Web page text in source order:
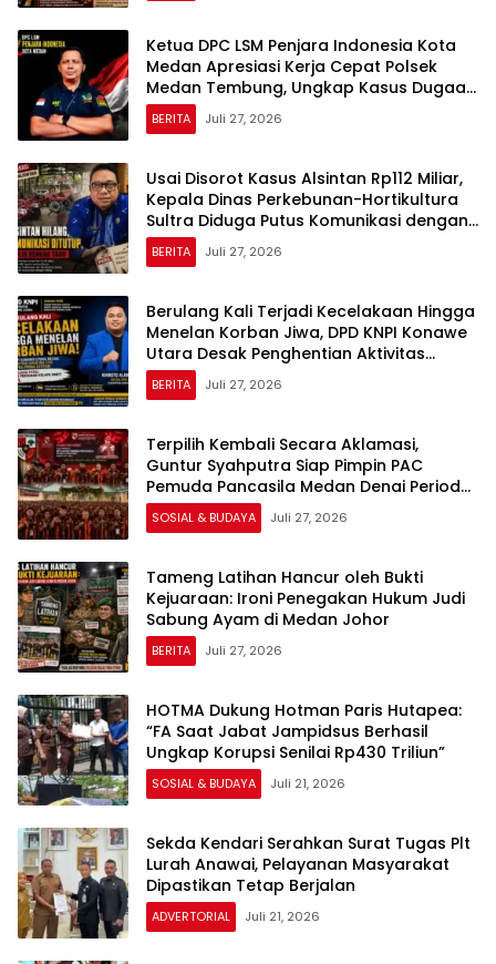
Ketua DPC LSM Penjara Indonesia Kota
Medan Apresiasi Kerja Cepat Polsek
Medan Tembung, Ungkap Kasus Dugaan
Pemerasan
BERITA Juli 27, 2026
Usai Disorot Kasus Alsintan Rp112 Miliar,
Kepala Dinas Perkebunan-Hortikultura
Sultra Diduga Putus Komunikasi dengan
Media
BERITA Juli 27, 2026
Berulang Kali Terjadi Kecelakaan Hingga
Menelan Korban Jiwa, DPD KNPI Konawe
Utara Desak Penghentian Aktivitas
Hauling dan Evaluasi Total Perizinan PT
Sultra Prima Lestari
BERITA Juli 27, 2026
Terpilih Kembali Secara Aklamasi,
Guntur Syahputra Siap Pimpin PAC
Pemuda Pancasila Medan Denai Periode
2026–2029
SOSIAL & BUDAYA Juli 27, 2026
Tameng Latihan Hancur oleh Bukti
Kejuaraan: Ironi Penegakan Hukum Judi
Sabung Ayam di Medan Johor
BERITA Juli 27, 2026
HOTMA Dukung Hotman Paris Hutapea:
“FA Saat Jabat Jampidsus Berhasil
Ungkap Korupsi Senilai Rp430 Triliun”
SOSIAL & BUDAYA Juli 21, 2026
Sekda Kendari Serahkan Surat Tugas Plt
Lurah Anawai, Pelayanan Masyarakat
Dipastikan Tetap Berjalan
ADVERTORIAL Juli 21, 2026